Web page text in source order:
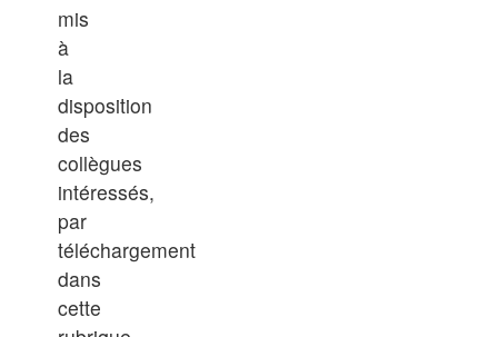
mis
à
la
disposition
des
collègues
intéressés,
par
téléchargement
dans
cette